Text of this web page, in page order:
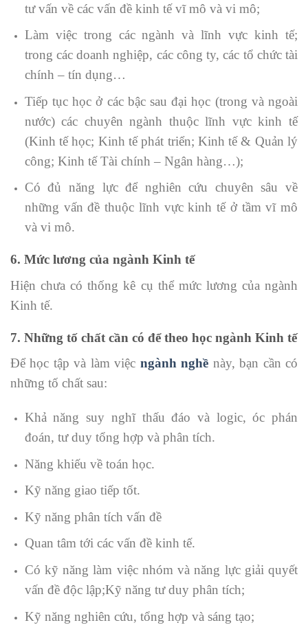
tư vấn về các vấn đề kinh tế vĩ mô và vi mô;
Làm việc trong các ngành và lĩnh vực kinh tế;
trong các doanh nghiệp, các công ty, các tổ chức tài
chính – ­tín dụng…
Tiếp tục học ở các bậc sau đại học (trong và ngoài
nước) các chuyên ngành thuộc lĩnh vực kinh tế
(Kinh tế học; Kinh tế phát triển; Kinh tế & Quản lý
công; Kinh tế Tài chính – Ngân hàng…);
Có đủ năng lực để nghiên cứu chuyên sâu về
những vấn đề thuộc lĩnh vực kinh tế ở tầm vĩ mô
và vi mô.
6. Mức lương của ngành Kinh tế
Hiện chưa có thống kê cụ thể mức lương của ngành
Kinh tế.
7. Những tố chất cần có để theo học ngành Kinh tế
Để học tập và làm việc ngành nghề này, bạn cần có
những tố chất sau:
Khả năng suy nghĩ thấu đáo và logic, óc phán
đoán, tư duy tổng hợp và phân tích.
Năng khiếu về toán học.
Kỹ năng giao tiếp tốt.
Kỹ năng phân tích vấn đề
Quan tâm tới các vấn đề kinh tế.
Có kỹ năng làm việc nhóm và năng lực giải quyết
vấn đề độc lập;Kỹ năng tư duy phân tích;
Kỹ năng nghiên cứu, tổng hợp và sáng tạo;